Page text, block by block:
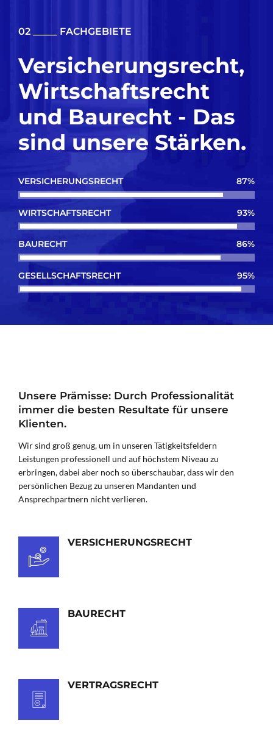
02 _____ FACHGEBIETE
Versicherungsrecht,
Wirtschaftsrecht
und Baurecht - Das
sind unsere Stärken.
VERSICHERUNGSRECHT 87%
WIRTSCHAFTSRECHT 93%
BAURECHT 86%
GESELLSCHAFTSRECHT 95%
Unsere Prämisse: Durch Professionalität
immer die besten Resultate für unsere
Klienten.
Wir sind groß genug, um in unseren Tätigkeitsfeldern
Leistungen professionell und auf höchstem Niveau zu
erbringen, dabei aber noch so überschaubar, dass wir den
persönlichen Bezug zu unseren Mandanten und
Ansprechpartnern nicht verlieren.
VERSICHERUNGSRECHT
BAURECHT
VERTRAGSRECHT